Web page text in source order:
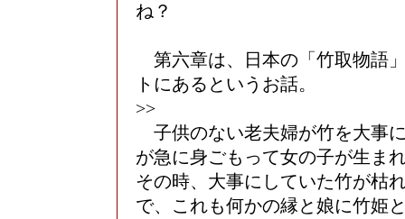
ね？
第六章は、日本の「竹取物語
トにあるというお話。
>>
子供のない老夫婦が竹を大事
が急に身ごもって女の子が生ま
その時、大事にしていた竹が枯
で、これも何かの縁と娘に竹姫